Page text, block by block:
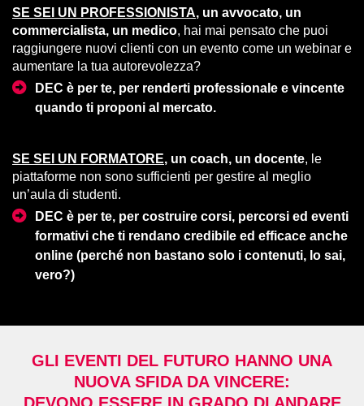
SE SEI UN PROFESSIONISTA, un avvocato, un
commercialista, un medico, hai mai pensato che puoi
raggiungere nuovi clienti con un evento come un webinar e
aumentare la tua autorevolezza?
DEC è per te, per renderti professionale e vincente
quando ti proponi al mercato.
SE SEI UN FORMATORE, un coach, un docente, le
piattaforme non sono sufficienti per gestire al meglio
un’aula di studenti.
DEC è per te, per costruire corsi, percorsi ed eventi
formativi che ti rendano credibile ed efficace anche
online (perché non bastano solo i contenuti, lo sai,
vero?)
GLI EVENTI DEL FUTURO HANNO UNA
NUOVA SFIDA DA VINCERE: